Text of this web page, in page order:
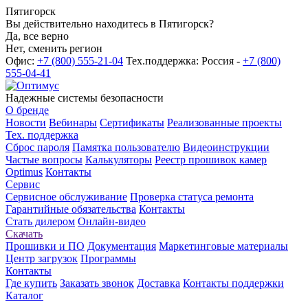
Пятигорск
Вы действительно находитесь в Пятигорск?
Да, все верно
Нет, сменить регион
Офис: +7 (800) 555-21-04 Тех.поддержка: Россия - +7 (800)
555-04-41
Надежные системы безопасности
О бренде
Новости Вебинары Сертификаты Реализованные проекты
Тех. поддержка
Сброс пароля Памятка пользователю Видеоинструкции
Частые вопросы Калькуляторы Реестр прошивок камер
Optimus Контакты
Сервис
Сервисное обслуживание Проверка статуса ремонта
Гарантийные обязательства Контакты
Стать дилером Онлайн-видео
Скачать
Прошивки и ПО Документация Маркетинговые материалы
Центр загрузок Программы
Контакты
Где купить Заказать звонок Доставка Контакты поддержки
Каталог